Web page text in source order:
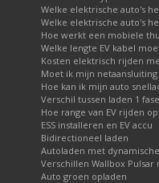
Welke elektrische auto's
Welke elektrische auto's
Hoe werkt een mobiele
Welke lengte EV kabel
Kosten elektrisch rijden
Moet ik mijn netaansluiting
Hoe kan ik mijn auto
Verschil tussen laden 1
Hoe range van EV rijden
ESS installeren en EV accu
Bidirectioneel laden
Autoladen met
Verschillen Wallbox Pulsar
Auto groen opladen